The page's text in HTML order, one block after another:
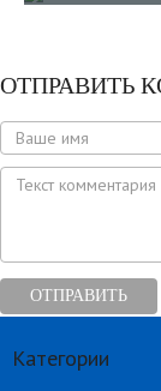
ОТПРАВИТЬ
ОТПРАВИТЬ
Категории